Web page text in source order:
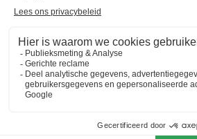
keuze
Een vakantiehuis in Vlaams-Brabant of
recreatiewoning dat men huurt om de
brengen. Een vakantiewoning beschikt
een woonkamer, keuken, slaapkamer(s),
tuin of terras om buiten te kunnen
te bieden hebben? Op deze pagina vind